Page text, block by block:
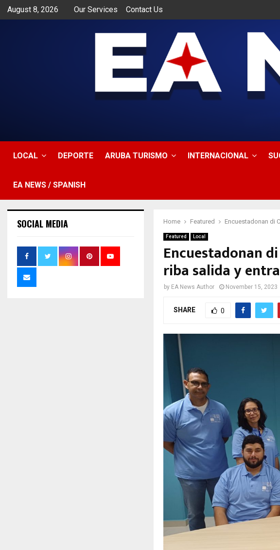
August 8, 2026 Our Services Contact Us
LOCAL DEPORTE ARUBA TURISMO INTERNACIONAL
EA NEWS / SPANISH
Home Featured Encuestadonan di
Featured Local
Encuestadonan
riba salida y
by EA News Author November 15, 2023
SHARE 0
SOCIAL MEDIA